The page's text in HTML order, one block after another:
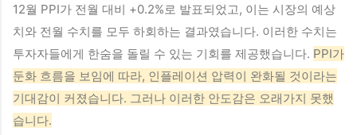
12월 PPI가 전월 대비 +0.2%로 발표되었고, 이는 시장의 예상
치와 전월 수치를 모두 하회하는 결과였습니다. 이러한 수치는
투자자들에게 한숨을 돌릴 수 있는 기회를 제공했습니다. PPI가
둔화 흐름을 보임에 따라, 인플레이션 압력이 완화될 것이라는
기대감이 커졌습니다. 그러나 이러한 안도감은 오래가지 못했
습니다.